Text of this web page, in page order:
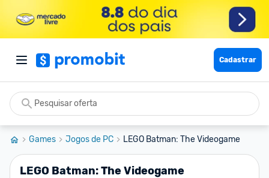
Cadastrar
Games Jogos de PC LEGO Batman: The Videogame
LEGO Batman: The Videogame